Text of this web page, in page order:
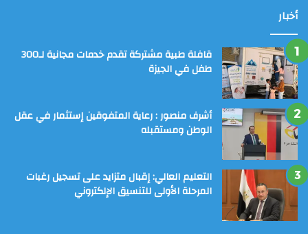
أخبار
قافلة طبية مشتركة تقدم خدمات مجانية لـ300
طفل في الجيزة
أشرف منصور : رعاية المتفوقين إستثمار في عقل
الوطن ومستقبله
التعليم العالي: إقبال متزايد على تسجيل رغبات
المرحلة الأولى للتنسيق الإلكتروني